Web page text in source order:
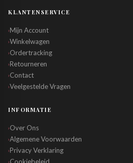
KLANTENSERVICE
›Mijn Account
›Winkelwagen
›Ordertracking
›Retourneren
›Contact
›Veelgestelde Vragen
INFORMATIE
›Over Ons
›Algemene Voorwaarden
›Privacy Verklaring
›